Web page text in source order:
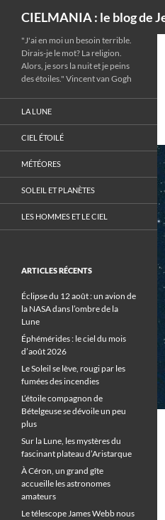
CIELMANIA : le blog de
"J'ai en moi un besoin terrible.
Dirais-je le mot? La religion.
Alors, je sors la nuit et je peins
des étoiles." Vincent van Gogh
LA LUNE
CIEL ÉTOILÉ
MÉTÉORES
SOLEIL ET PLANÈTES
LES HOMMES ET LE CIEL
ARTICLES RÉCENTS
Éclipse du 12 août : un avion de
la NASA dans l’ombre de la
Lune
Éphémérides : le ciel du mois
d’août 2026
Le Soleil se lève, rougi par les
fumées des incendies
L’étoile compagnon de
Bételgeuse se dévoile un peu
plus
Sur la Lune, les mystères du
fascinant plateau d’Aristarque
À Céron, un grand gîte
accueille les astronomes
amateurs
Le télescope James Webb nous